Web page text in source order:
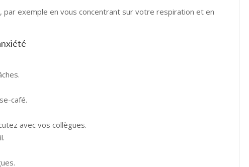
exemple en vous concentrant sur votre respiration et en
café.
avec vos collègues.